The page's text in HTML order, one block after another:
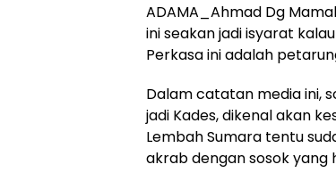
ADAMA_Ahmad Dg
ini seakan jadi isyarat
Perkasa ini adalah
Dalam catatan media ini,
jadi Kades, dikenal akan
Lembah Sumara tentu
akrab dengan sosok yang